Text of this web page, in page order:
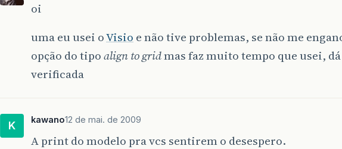
oi
uma eu usei oVisio e não tive problemas, se não me
opção do tipoalign to gridmas faz muito tempo que usei,
verificada
K kawano12 de mai. de 2009
A print do modelo pra vcs sentirem o desespero.